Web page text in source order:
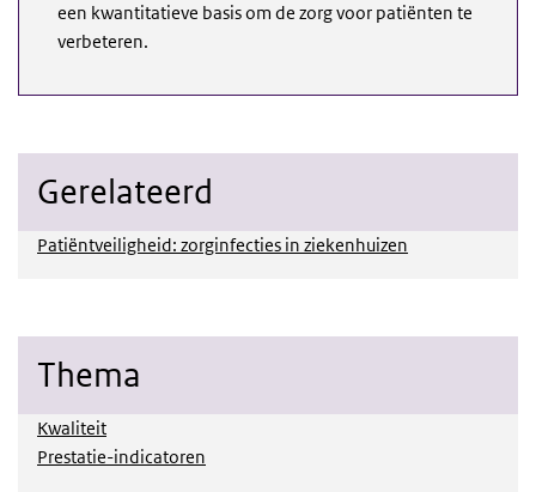
een kwantitatieve basis om de zorg voor patiënten te
verbeteren.
Gerelateerd
Patiëntveiligheid: zorginfecties in ziekenhuizen
Thema
Kwaliteit
Prestatie-indicatoren